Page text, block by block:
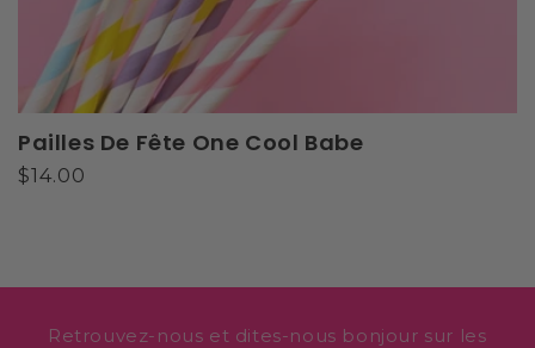
Pailles De Fête One Cool Babe
Prix
$14.00
Retrouvez-nous et dites-nous bonjour sur les